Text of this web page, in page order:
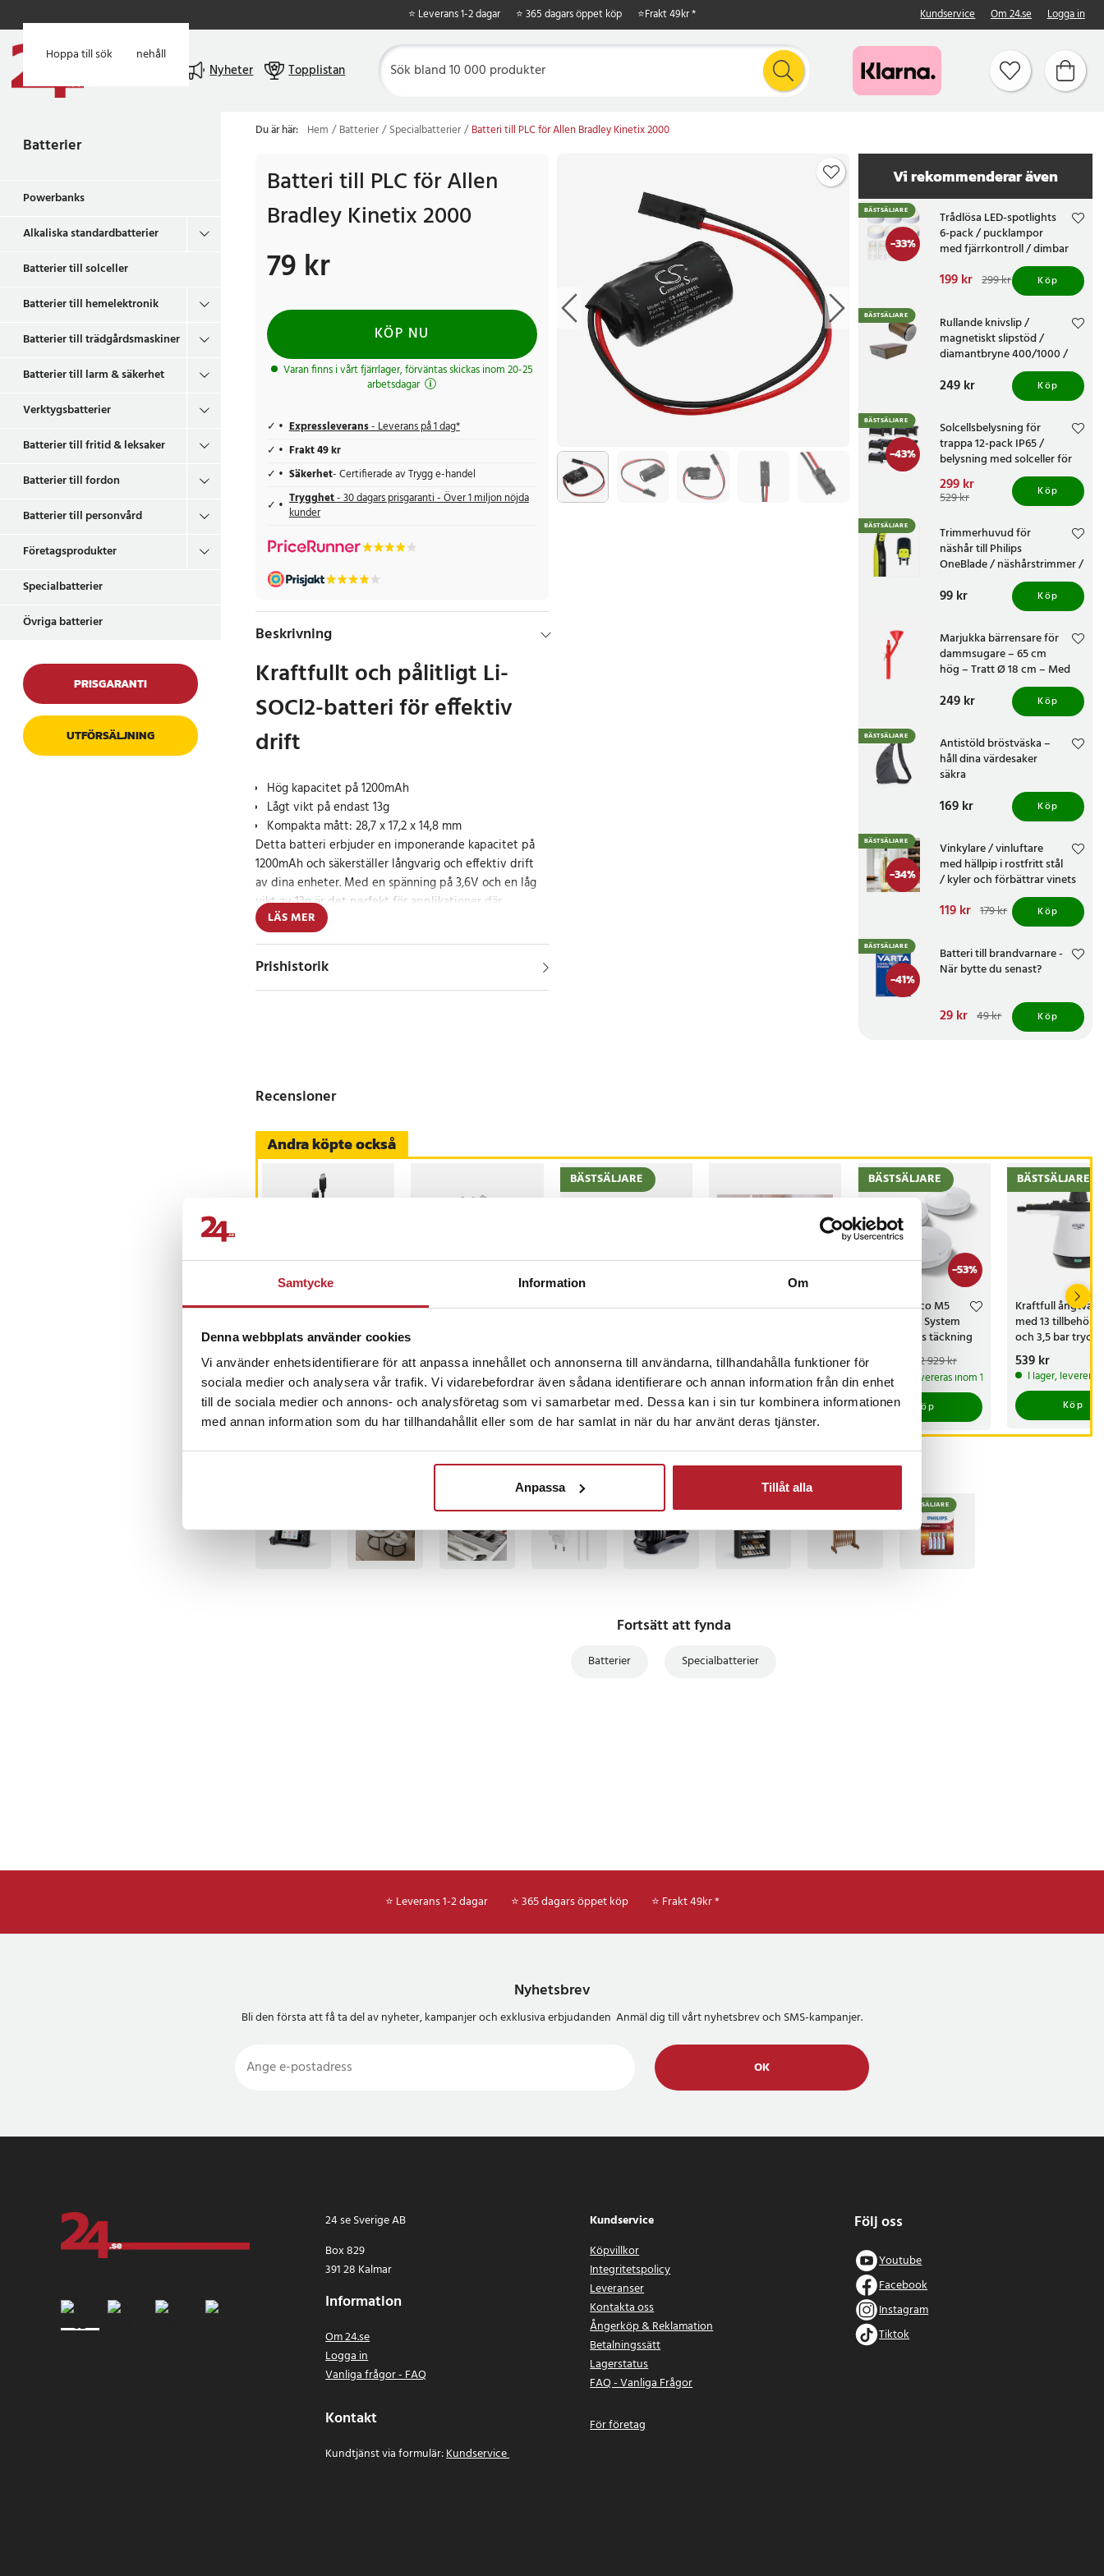
Samtycke Information Om
Denna webbplats använder cookies
Vi använder enhetsidentifierare för att anpassa innehållet och annonserna till användarna, tillhandahålla funktioner för
sociala medier och analysera vår trafik. Vi vidarebefordrar även sådana identifierare och annan information från din enhet
till de sociala medier och annons- och analysföretag som vi samarbetar med. Dessa kan i sin tur kombinera informationen
med annan information som du har tillhandahållit eller som de har samlat in när du har använt deras tjänster.
Anpassa Tillåt alla
Hoppa till huvudinnehåll
Hoppa till sök
⭐ Leverans 1-2 dagar ⭐ 365 dagars öppet köp ⭐Frakt 49kr * Kundservice Om 24.se Logga in
Nyheter Topplistan
Batterier
Powerbanks
Alkaliska standardbatterier
Batterier till solceller
Batterier till hemelektronik
Batterier till trädgårdsmaskiner
Batterier till larm & säkerhet
Verktygsbatterier
Batterier till fritid & leksaker
Batterier till fordon
Batterier till personvård
Företagsprodukter
Specialbatterier
Övriga batterier
PRISGARANTI
UTFÖRSÄLJNING
Du är här: Hem Batterier Specialbatterier Batteri till PLC för Allen Bradley Kinetix 2000
Batteri till PLC för Allen
Bradley Kinetix 2000
Pris:79 kr
79 kr
KÖP NU
Varan finns i vårt fjärrlager, förväntas skickas inom 20-25
arbetsdagar
Expressleverans- Leverans på 1 dag*
Frakt 49 kr
Säkerhet- Certifierade av Trygg e-handel
Trygghet- 30 dagars prisgaranti - Över 1 miljon nöjda
kunder
Beskrivning
Kraftfullt och pålitligt Li-
SOCl2-batteri för effektiv
drift
Hög kapacitet på 1200mAh
Lågt vikt på endast 13g
Kompakta mått: 28,7 x 17,2 x 14,8 mm
Detta batteri erbjuder en imponerande kapacitet på
1200mAh och säkerställer långvarig och effektiv drift
av dina enheter. Med en spänning på 3,6V och en låg
vikt av 13g är det perfekt för applikationer där
utrymme och vikt är avgörande faktorer.
Specifikation
- Kapacitet: 1200mAh
- Spänning: 3.6V
Delnummer
Allen Bradley LS14250-K20
Artikelnummer:API-111739
LÄS MER
Prishistorik
Vi rekommenderar även
-33%
BÄSTSÄLJARE
Trådlösa LED-spotlights
6-pack / pucklampor
med fjärrkontroll / dimbar
Nuvarande pris
Tidigare pris 299 kr
199 kr 299 kr Köp
BÄSTSÄLJARE
Rullande knivslip /
magnetiskt slipstöd /
diamantbryne 400/1000 /
knivvässare med fasta
vinklar
Pris:249 kr
249 kr Köp
-43%
BÄSTSÄLJARE
Solcellsbelysning för
trappa 12-pack IP65 /
belysning med solceller för
altan och staket /
trappbelysning
Nuvarande pris:
299 krTidigare pris :529 kr
299 kr
529 kr Köp
BÄSTSÄLJARE
Trimmerhuvud för
näshår till Philips
OneBlade / näshårstrimmer /
nästrimmerhuvud
Pris:99 kr
99 kr Köp
Marjukka bärrensare för
dammsugare – 65 cm
hög – Tratt Ø 18 cm – Med
två munstycken
Pris:249 kr
249 kr Köp
BÄSTSÄLJARE
Antistöld bröstväska –
håll dina värdesaker
säkra
Pris :169 kr
169 kr Köp
-34%
BÄSTSÄLJARE
Vinkylare / vinluftare
med hällpip i rostfritt stål
/ kyler och förbättrar vinets
Nuvarande pris
Tidigare pris 179 kr
119 kr 179 kr Köp
-41%
BÄSTSÄLJARE
Batteri till brandvarnare -
När bytte du senast?
Nuvarande pris
Tidigare pris 49 kr
29 kr 49 kr Köp
Recensioner
Andra köpte också
AutoSky 4-i-1
utdragbara Lightning-
och USB-C-kablar
Pris:339 kr
339 kr
I lager, levereras inom 1-2 vardagar
Köp
Slipklossar 6 olika
Nuvarande pris:
39 krTidigare pris:69 kr
39 kr 69 kr
I lager, levereras inom 1-2 vardagar
Köp
BÄSTSÄLJARE
iCarsoft CR MAX
bildiagnosverktyg /
diagnosverktyg för bil
Nuvarande pris:
3 698 krTidigare pris:
3 999 kr
3 698 kr 3 999 kr
I lager, levereras inom 1-2 vardagar
Köp
Värdebevis
Pris:1 500 kr
1 500 kr
I lager, levereras inom 1-2 vardagar
Köp
-53%
BÄSTSÄLJARE
TP-Link Deco M5
Wi-Fi Mesh System
med sömlös täckning
och AC1300-hastighet
Nuvarande pris:
1 369 kr Tidigare pris:
2 929 kr
1 369 kr 2 929 kr
I lager, levereras inom 1-2 vardagar
Köp
BÄSTSÄLJARE
Kraftfull ångtvätt
med 13 tillbehör
och 3,5 bar tryck
Pris:539 kr
539 kr
I lager,
Köp
BÄSTSÄLJARE
Fortsätt att fynda
Batterier Specialbatterier
⭐ Leverans 1-2 dagar ⭐ 365 dagars öppet köp ⭐ Frakt 49kr *
Nyhetsbrev
Bli den första att få ta del av nyheter, kampanjer och exklusiva erbjudanden Anmäl dig till vårt nyhetsbrev och SMS-kampanjer.
OK
24 se Sverige AB
Box 829
391 28 Kalmar
Information
Om 24.se
Logga in
Vanliga frågor - FAQ
Kontakt
Kundtjänst via formulär:Kundservice
Kundservice
Köpvillkor
Integritetspolicy
Leveranser
Kontakta oss
Ångerköp & Reklamation
Betalningssätt
Lagerstatus
FAQ - Vanliga Frågor
För företag
Följ oss
Youtube
Facebook
Instagram
Tiktok